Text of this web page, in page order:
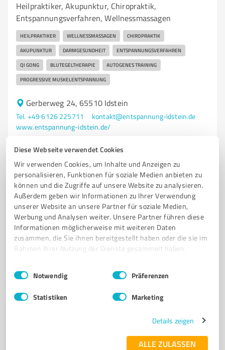
Diese Webseite verwendet Cookies
Wir verwenden Cookies, um Inhalte und Anzeigen zu
personalisieren, Funktionen für soziale Medien anbieten zu
können und die Zugriffe auf unsere Website zu analysieren.
Außerdem geben wir Informationen zu Ihrer Verwendung
unserer Website an unsere Partner für soziale Medien,
Werbung und Analysen weiter. Unsere Partner führen diese
Informationen möglicherweise mit weiteren Daten
zusammen, die Sie ihnen bereitgestellt haben oder die sie im
Rahmen Ihrer Nutzung der Dienste gesammelt haben.
Impressum Datenschutzbestimmungen
Einwilligungsauswahl
Notwendig Präferenzen
Statistiken Marketing
Details zeigen
ALLE ZULASSEN
Heilpraktiker, Akupunktur, Chiropraktik,
Entspannungsverfahren, Wellnessmassagen
HEILPRAKTIKER WELLNESSMASSAGEN CHIROPRAKTIK
AKUPUNKTUR DARMGESUNDHEIT ENTSPANNUNGSVERFAHREN
QI GONG BLUTEGELTHERAPIE AUTOGENES TRAINING
PROGRESSIVE MUSKELENTSPANNUNG
Gerberweg 24, 65510 Idstein
Tel. +49 6126 225711
kontakt@entspannung-idstein.de
www.entspannung-idstein.de/
0,00 / 5,00
Nicht bewertet 0
Sie möchten auch hier gelistet werden?